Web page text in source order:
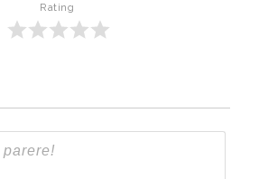
Rating